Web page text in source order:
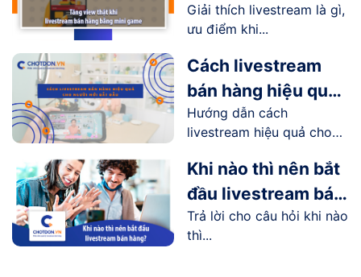
livestream mang lại
như thế nào?
Giải thích livestream là gì,
ưu điểm khi...
Cách livestream
bán hàng hiệu quả
cho người mới bắt
đầu
Hướng dẫn cách
livestream hiệu quả cho
Khi nào thì nên bắt
đầu livestream bán
hàng?
Trả lời cho câu hỏi khi nào
thì...